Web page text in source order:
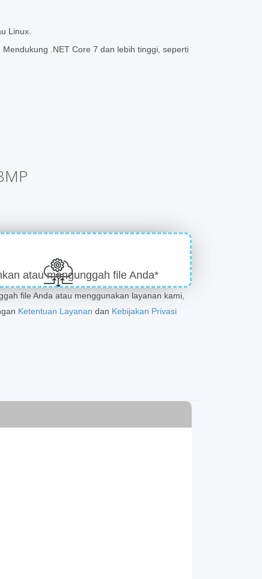
Linux.
.NET Core 7 dan lebih tinggi, seperti
atau mengunggah file Anda*
file Anda atau menggunakan layanan kami,
Ketentuan Layanan dan Kebijakan Privasi